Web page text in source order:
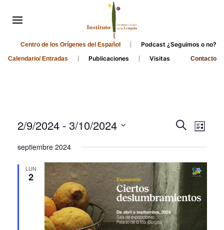
Centro de los Orígenes del Español Podcast ¿Seguimos o no?
Calendario/ Entradas Publicaciones
Visitas
Search
and
Views
List
Select
date.
septiembre 2024
LUN